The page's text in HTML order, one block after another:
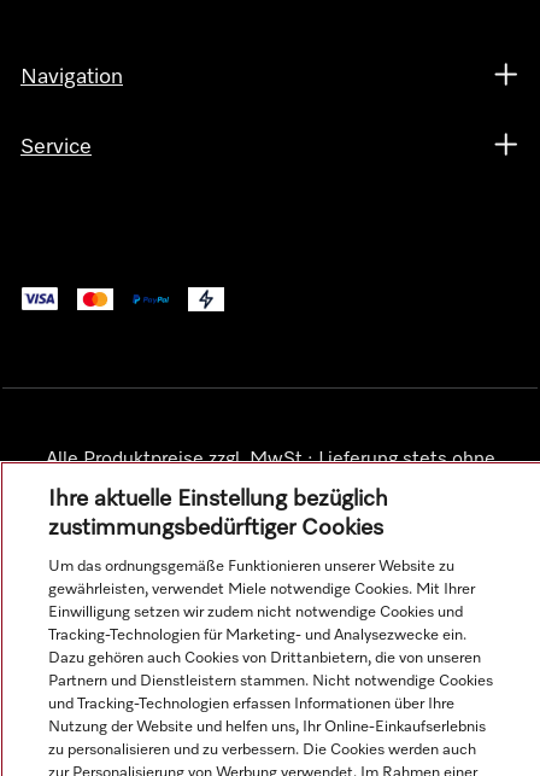
Navigation
Service
Alle Produktpreise zzgl. MwSt.; Lieferung stets ohne
Dekorationsmaterial.
© Miele & Cie. KG.
Ihre aktuelle Einstellung bezüglich
zustimmungsbedürftiger Cookies
Um das ordnungsgemäße Funktionieren unserer Website zu
gewährleisten, verwendet Miele notwendige Cookies. Mit Ihrer
Einwilligung setzen wir zudem nicht notwendige Cookies und
Tracking-Technologien für Marketing- und Analysezwecke ein.
Dazu gehören auch Cookies von Drittanbietern, die von unseren
Partnern und Dienstleistern stammen. Nicht notwendige Cookies
und Tracking-Technologien erfassen Informationen über Ihre
Nutzung der Website und helfen uns, Ihr Online-Einkaufserlebnis
zu personalisieren und zu verbessern. Die Cookies werden auch